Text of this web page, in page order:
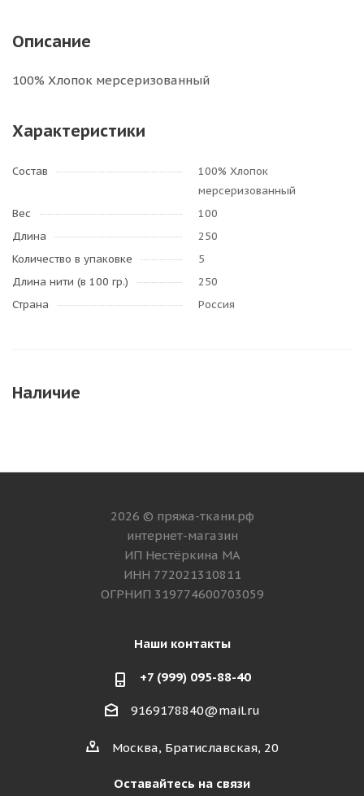
Описание
100% Хлопок мерсеризованный
Характеристики
Состав
100% Хлопок
мерсеризованный
Вес
100
Длина
250
Количество в упаковке
5
Длина нити (в 100 гр.)
250
Страна
Россия
Наличие
2026 © пряжа-ткани.рф
интернет-магазин
ИП Нестёркина МА
ИНН 772021310811
ОГРНИП 319774600703059
Наши контакты
+7 (999) 095-88-40
9169178840@mail.ru
Москва, Братиславская, 20
Оставайтесь на связи